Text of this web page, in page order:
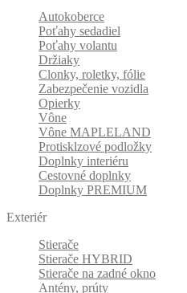
Autokoberce
Poťahy sedadiel
Poťahy volantu
Držiaky
Clonky, roletky, fólie
Zabezpečenie vozidla
Opierky
Vône
Vône MAPLELAND
Protisklzové podložky
Doplnky interiéru
Cestovné doplnky
Doplnky PREMIUM
Exteriér
Stierače
Stierače HYBRID
Stierače na zadné okno
Antény, prúty